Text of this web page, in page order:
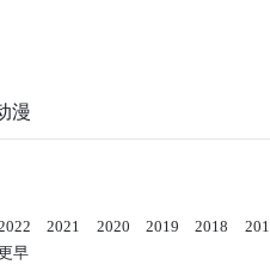
漫
2021 2020 2019 2018
早